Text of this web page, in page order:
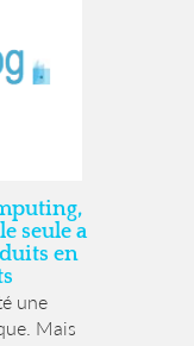
seule a
en
une
Mais